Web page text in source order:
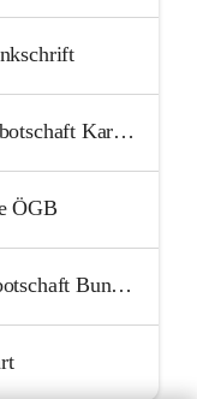
100 Jahre Grubenunglück - Grußbotschaft Kardinal
ÖGB
100 Jahre Grubenunglück -Grußbotschaft Bundespräsident